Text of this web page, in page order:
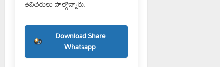
తదితరులు పాల్గొన్నారు.
Download Share
Whatsapp